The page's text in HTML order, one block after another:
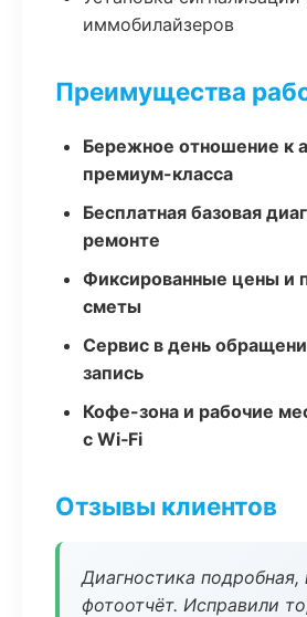
иммобилайзеров
Преимущества
Бережное отношение к
премиум-класса
Бесплатная базовая
ремонте
Фиксированные цены и
сметы
Сервис в день
запись
Кофе-зона и рабочие
с Wi‑Fi
Отзывы клиентов
Диагностика подробная,
фотоотчёт. Исправили